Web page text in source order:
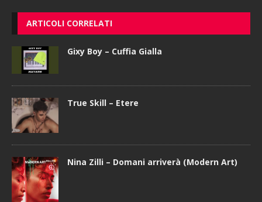
ARTICOLI CORRELATI
Gixy Boy – Cuffia Gialla
True Skill – Etere
Nina Zilli – Domani arriverà (Modern Art)